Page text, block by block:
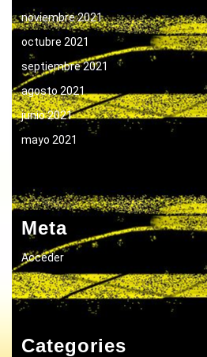
noviembre 2021
octubre 2021
septiembre 2021
agosto 2021
junio 2021
mayo 2021
Meta
Acceder
Categories